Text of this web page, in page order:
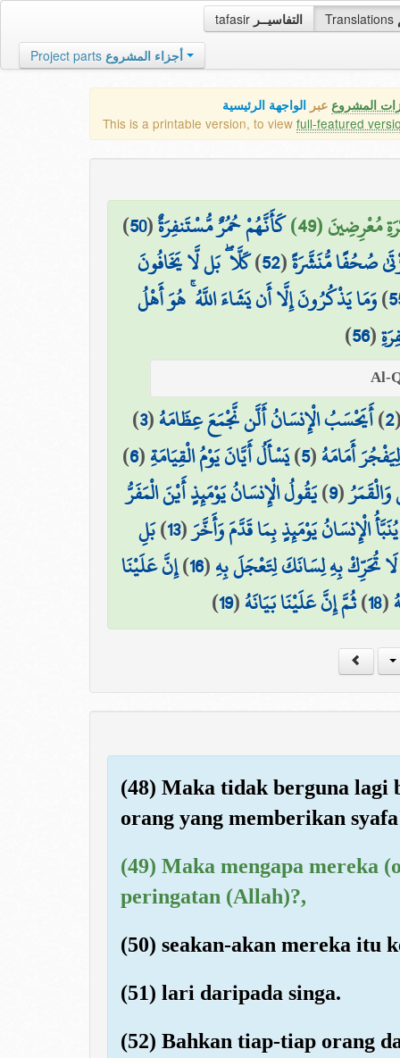
tafasir التفاسيــر Translations
Project parts أجزاء المشروع
المشروع عبر الواجهة الرئيسية
This is a printable version, to view full-featured
مُعْرِضِينَ (49) كَأَنَّهُمْ حُمُرٌ مُّسْتَنفِرَةٌ(
50
)
صُحُفًا مُّنَشَّرَةً(
52
)كَلَّا ۖ بَل لَّا يَخَافُونَ
)وَمَا يَذْكُرُونَ إِلَّا أَن يَشَاءَ اللَّهُ ۚ هُوَ أَهْلُ
(
56
)
2
)أَيَحْسَبُ الْإِنسَانُ أَلَّن نَّجْمَعَ عِظَامَهُ(
3
)
أَمَامَهُ(
5
)يَسْأَلُ أَيَّانَ يَوْمُ الْقِيَامَةِ(
6
)
(
9
)يَقُولُ الْإِنسَانُ يَوْمَئِذٍ أَيْنَ الْمَفَرُّ
يُنَبَّأُ الْإِنسَانُ يَوْمَئِذٍ بِمَا قَدَّمَ وَأَخَّرَ(
13
)بَلِ
لَا تُحَرِّكْ بِهِ لِسَانَكَ لِتَعْجَلَ بِهِ(
16
)إِنَّ عَلَيْنَا
(
18
)ثُمَّ إِنَّ عَلَيْنَا بَيَانَهُ(
19
)
(48) Maka tidak berguna lagi
orang yang memberikan
(49) Maka mengapa mereka
peringatan (Allah)?,
(50) seakan-akan mereka
(51) lari daripada singa.
(52) Bahkan tiap-tiap orang